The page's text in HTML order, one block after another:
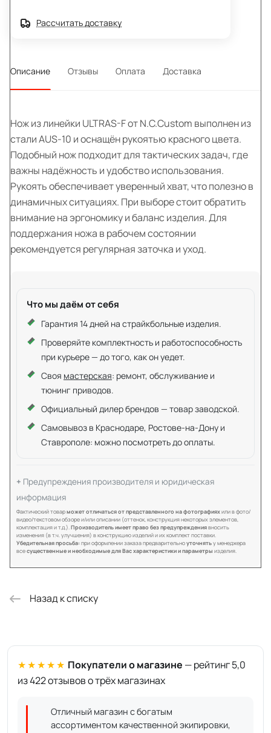
Рассчитать доставку
Описание Отзывы Оплата Доставка
Нож из линейки ULTRAS-F от N.C.Custom выполнен из
стали AUS-10 и оснащён рукоятью красного цвета.
Подобный нож подходит для тактических задач, где
важны надёжность и удобство использования.
Рукоять обеспечивает уверенный хват, что полезно в
динамичных ситуациях. При выборе стоит обратить
внимание на эргономику и баланс изделия. Для
поддержания ножа в рабочем состоянии
рекомендуется регулярная заточка и уход.
Что мы даём от себя
Гарантия 14 дней на страйкбольные изделия.
Проверяйте комплектность и работоспособность
при курьере — до того, как он уедет.
Своя мастерская: ремонт, обслуживание и
тюнинг приводов.
Официальный дилер брендов — товар заводской.
Самовывоз в Краснодаре, Ростове-на-Дону и
Ставрополе: можно посмотреть до оплаты.
Предупреждения производителя и юридическая
информация
Фактический товарможет отличаться от представленного на фотографияхили в фото/
видео/текстовом обзоре и/или описании (оттенок, конструкция некоторых элементов,
комплектация и т.д.).Производитель имеет право без предупреждениявносить
изменения (в т.ч. улучшения) в конструкцию изделий и их комплект поставки.
Убедительная просьба: при оформлении заказа предварительноуточнятьу менеджера
всесущественные и необходимые для Вас характеристики и параметры изделия.
Назад к списку
★★★★★ Покупатели о магазине — рейтинг 5,0
из 422 отзывов о трёх магазинах
Отличный магазин с богатым
ассортиментом качественной экипировки,